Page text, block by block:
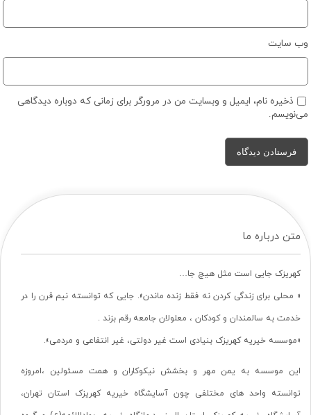
وب‌ سایت
ذخیره نام، ایمیل و وبسایت من در مرورگر برای زمانی که دوباره دیدگاهی
می‌نویسم.
متن درباره ما
کهریزک جایی است مثل هیچ جا…
« محلی برای زندگی کردن نه فقط زنده ماندن». جایی که توانسته نیم قرن را در
خدمت به سالمندان و کودکان ، معلولان جامعه رقم بزند .
«موسسه خیریه کهریزک بنیادی است غیر دولتی، غیر انتفاعی و مردمی».
این موسسه به یمن مهر و بخشش نیکوکاران و همت مسئولین ،امروزه
توانسته واحد های مختلفی چون آسایشگاه خیریه کهریزک استان تهران،